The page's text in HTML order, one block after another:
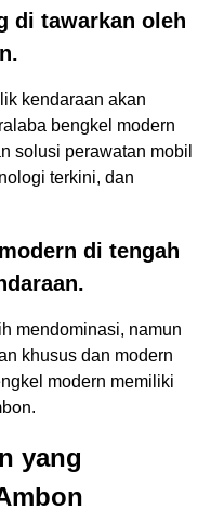
di tawarkan oleh
kendaraan akan
bengkel modern
solusi perawatan mobil
terkini, dan
di tengah
mendominasi, namun
khusus dan modern
modern memiliki
yang